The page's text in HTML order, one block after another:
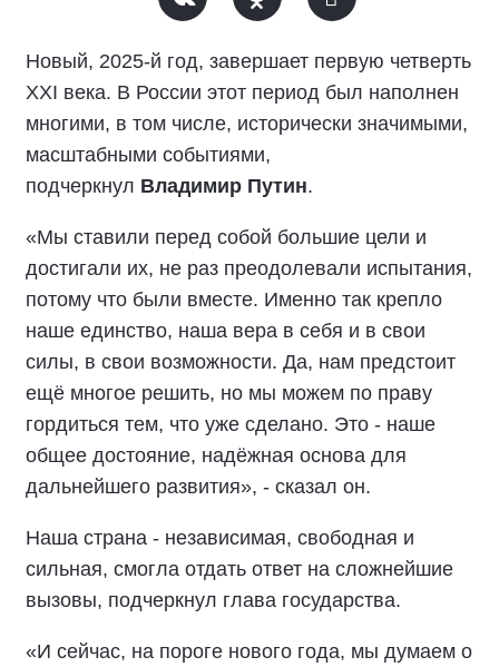
Новый, 2025-й год, завершает первую четверть
XXI века. В России этот период был наполнен
многими, в том числе, исторически значимыми,
масштабными событиями,
подчеркнул Владимир Путин.
«Мы ставили перед собой большие цели и
достигали их, не раз преодолевали испытания,
потому что были вместе. Именно так крепло
наше единство, наша вера в себя и в свои
силы, в свои возможности. Да, нам предстоит
ещё многое решить, но мы можем по праву
гордиться тем, что уже сделано. Это - наше
общее достояние, надёжная основа для
дальнейшего развития», - сказал он.
Наша страна - независимая, свободная и
сильная, смогла отдать ответ на сложнейшие
вызовы, подчеркнул глава государства.
«И сейчас, на пороге нового года, мы думаем о